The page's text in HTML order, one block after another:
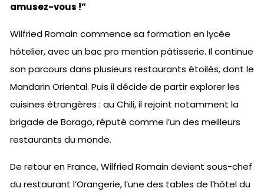
amusez-vous !”
Wilfried Romain commence sa formation en lycée
hôtelier, avec un bac pro mention pâtisserie. Il continue
son parcours dans plusieurs restaurants étoilés, dont le
Mandarin Oriental. Puis il décide de partir explorer les
cuisines étrangères : au Chili, il rejoint notamment la
brigade de Borago, réputé comme l’un des meilleurs
restaurants du monde.
De retour en France, Wilfried Romain devient sous-chef
du restaurant l’Orangerie, l’une des tables de l’hôtel du